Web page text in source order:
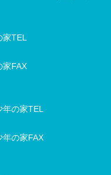
TEL
家FAX
の家TEL
年の家FAX